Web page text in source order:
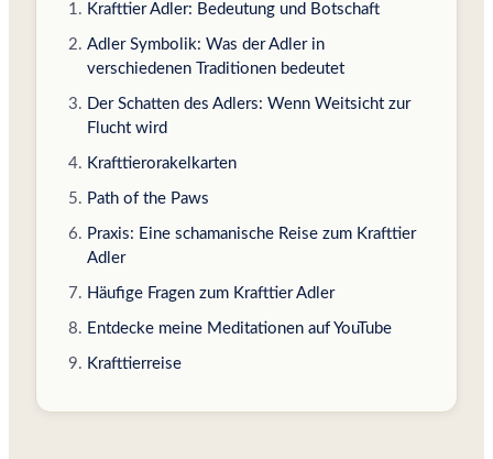
Krafttier Adler: Bedeutung und Botschaft
Adler Symbolik: Was der Adler in
verschiedenen Traditionen bedeutet
Der Schatten des Adlers: Wenn Weitsicht zur
Flucht wird
Krafttierorakelkarten
Path of the Paws
Praxis: Eine schamanische Reise zum Krafttier
Adler
Häufige Fragen zum Krafttier Adler
Entdecke meine Meditationen auf YouTube
Krafttierreise